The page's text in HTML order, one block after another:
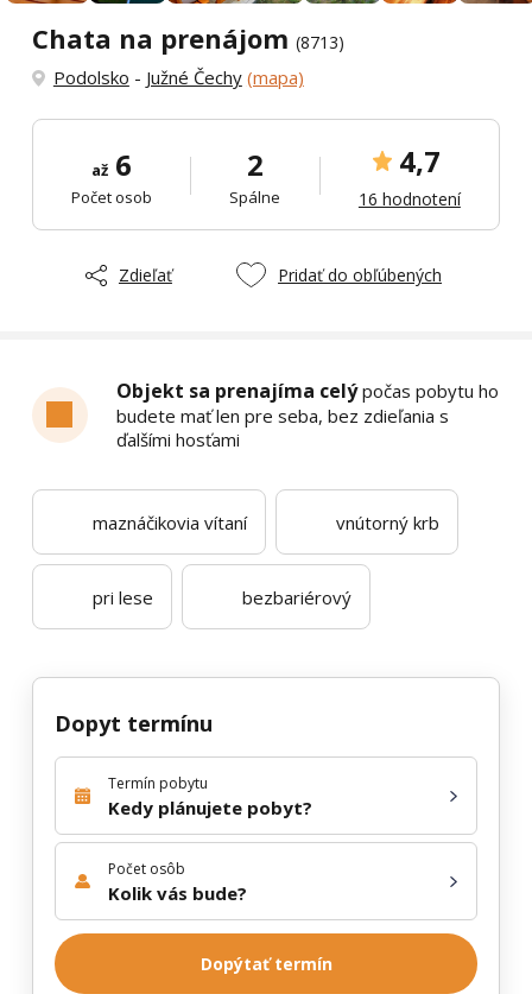
Chata na prenájom (8713)
Podolsko - Južné Čechy (mapa)
až 6
Počet osob
2
Spálne
4,7
16 hodnotení
Zdieľať Pridať do obľúbených
Objekt sa prenajíma celý počas pobytu ho
budete mať len pre seba, bez zdieľania s
ďalšími hosťami
maznáčikovia vítaní vnútorný krb
pri lese bezbariérový
Dopyt termínu
Termín pobytu
Kedy plánujete pobyt?
Počet osôb
Kolik vás bude?
Dopýtať termín